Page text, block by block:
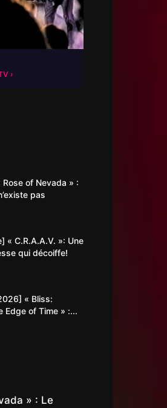
of Nevada » :
pas
« C.R.A.A.V. »: Une
qui décoiffe!
« Bliss:
Edge of Time » :...
» : Le